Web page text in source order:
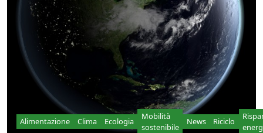
Alimentazione Clima Ecologia
Mobilità
sostenibile
News Riciclo